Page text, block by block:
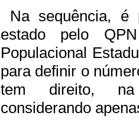
Na sequência, é
estado pelo
Populacional
para definir o
tem direito, na
considerando